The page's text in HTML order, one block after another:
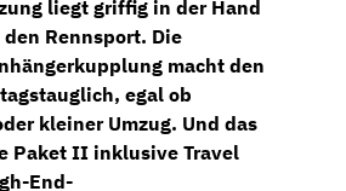
liegt griffig in der Hand
Rennsport. Die
macht den
egal ob
kleiner Umzug. Und das
Paket II inklusive Travel
End-